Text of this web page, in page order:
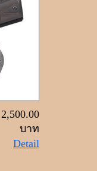
2,500.00
บาท
Detail